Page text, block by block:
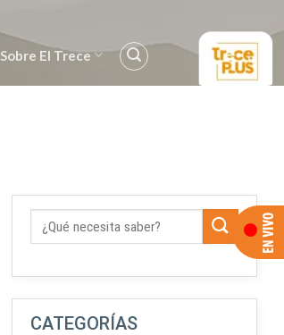
Sobre El Trece
CATEGORÍAS